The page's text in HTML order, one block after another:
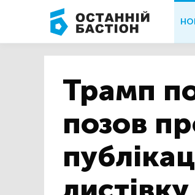
Трамп
позов